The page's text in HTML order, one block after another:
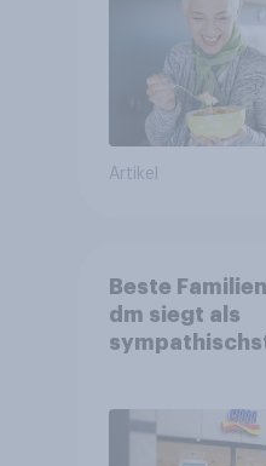
Artikel
Beste
dm siegt als